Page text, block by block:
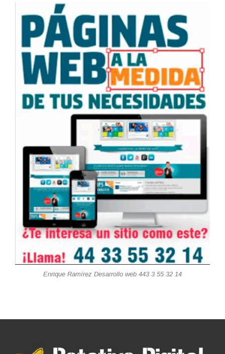
Enrique Ramírez Desarrollo web 443 3 55 32 14